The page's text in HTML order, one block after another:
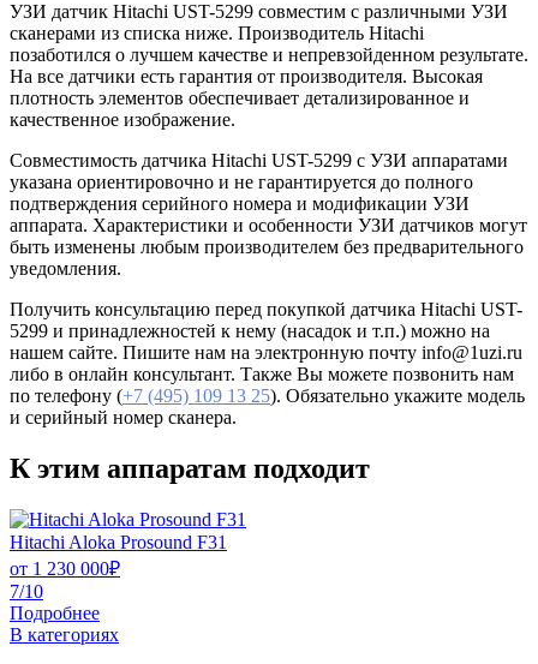
УЗИ датчик Hitachi UST-5299 совместим с различными УЗИ
сканерами из списка ниже. Производитель Hitachi
позаботился о лучшем качестве и непревзойденном результате.
На все датчики есть гарантия от производителя. Высокая
плотность элементов обеспечивает детализированное и
качественное изображение.
Совместимость датчика Hitachi UST-5299 с УЗИ аппаратами
указана ориентировочно и не гарантируется до полного
подтверждения серийного номера и модификации УЗИ
аппарата. Характеристики и особенности УЗИ датчиков могут
быть изменены любым производителем без предварительного
уведомления.
Получить консультацию перед покупкой датчика Hitachi UST-
5299 и принадлежностей к нему (насадок и т.п.) можно на
нашем сайте. Пишите нам на электронную почту info@1uzi.ru
либо в онлайн консультант. Также Вы можете позвонить нам
по телефону (+7 (495) 109 13 25). Обязательно укажите модель
и серийный номер сканера.
К этим аппаратам подходит
Hitachi Aloka Prosound F31
от 1 230 000₽
7/10
Подробнее
В категориях